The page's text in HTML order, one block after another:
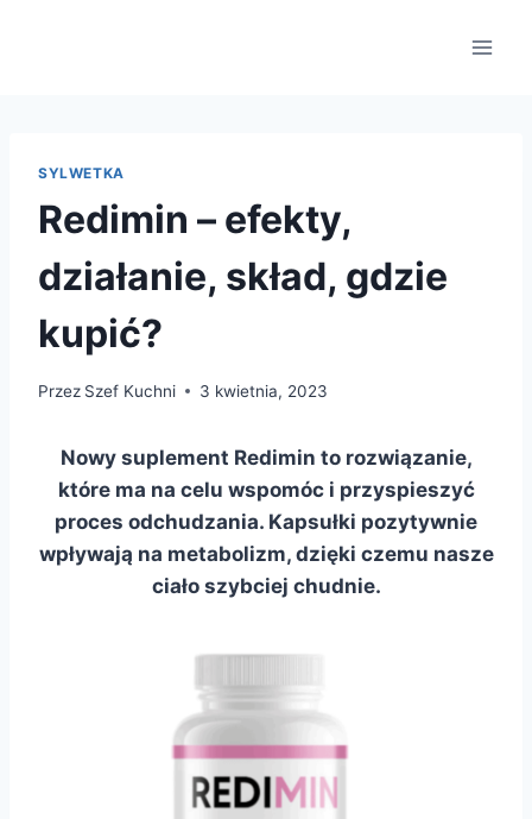
SYLWETKA
Redimin – efekty,
działanie, skład, gdzie
kupić?
Przez Szef Kuchni 3 kwietnia, 2023
Nowy suplement Redimin to rozwiązanie,
które ma na celu wspomóc i przyspieszyć
proces odchudzania. Kapsułki pozytywnie
wpływają na metabolizm, dzięki czemu nasze
ciało szybciej chudnie.